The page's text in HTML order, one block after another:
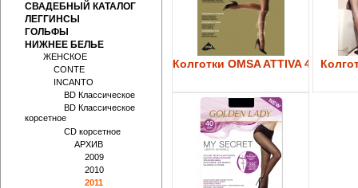
СВАДЕБНЫЙ КАТАЛОГ
ЛЕГГИНСЫ
ГОЛЬФЫ
НИЖНЕЕ БЕЛЬЕ
ЖЕНСКОЕ
CONTE
INCANTO
BD Классическое
BD Классическое
корсетное
CD корсетное
АРХИВ
2009
2010
2011
Колготки OMSA ATTIVA 40